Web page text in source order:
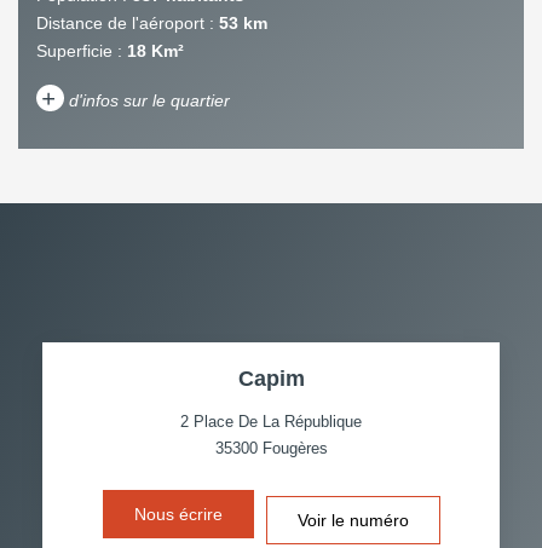
Distance de l'aéroport : 53 km
Superficie : 18 Km²
+ d'infos sur le quartier
PART DES MÉNAGES SANS
VOITURE
ECOLES ET CRÈCHES
Capim
2 Place De La République
35300 Fougères
Nous écrire Voir le numéro